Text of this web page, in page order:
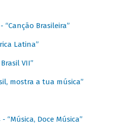
Brasileira”
Latina”
VII”
mostra a tua música”
“Música, Doce Música”